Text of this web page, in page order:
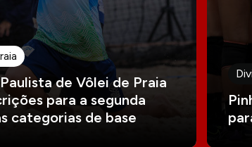
de Vôlei de Praia
para a segunda
categorias de base